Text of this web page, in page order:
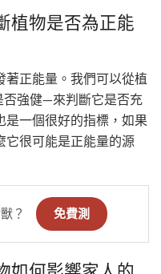
植物是否為正能
著正能量。我們可以從植
強健—來判斷它是否充
是一個很好的指標，如果
它很可能是正能量的源
？ 免費測